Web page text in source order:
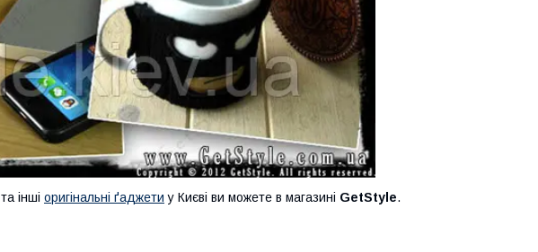
та інші оригінальні ґаджети у Києві ви можете в магазині GetStyle.